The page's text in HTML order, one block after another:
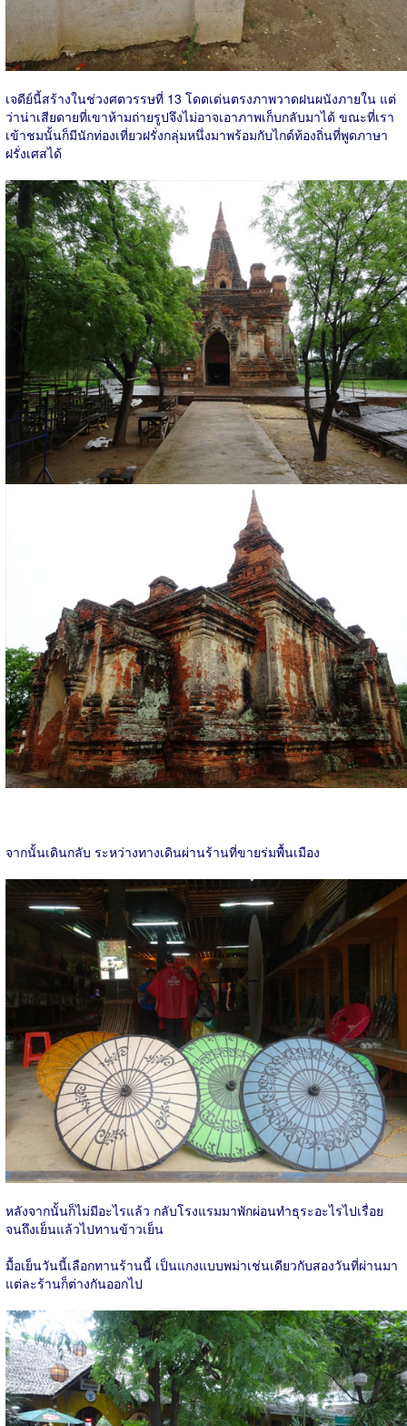
เจดีย์นี้สร้างในช่วงศตวรรษที่ 13 โดดเด่นตรงภาพวาดฝนผนังภายใน แต่
ว่าน่าเสียดายที่เขาห้ามถ่ายรูปจึงไม่อาจเอาภาพเก็บกลับมาได้ ขณะที่เรา
เข้าชมนั้นก็มีนักท่องเที่ยวฝรั่งกลุ่มหนึ่งมาพร้อมกับไกด์ท้องถิ่นที่พูดภาษา
ฝรั่งเศสได้
จากนั้นเดินกลับ ระหว่างทางเดินผ่านร้านที่ขายร่มพื้นเมือง
หลังจากนั้นก็ไม่มีอะไรแล้ว กลับโรงแรมมาพักผ่อนทำธุระอะไรไปเรื่อย
จนถึงเย็นแล้วไปทานข้าวเย็น
มื้อเย็นวันนี้เลือกทานร้านนี้ เป็นแกงแบบพม่าเช่นเดียวกับสองวันที่ผ่านมา
แต่ละร้านก็ต่างกันออกไป